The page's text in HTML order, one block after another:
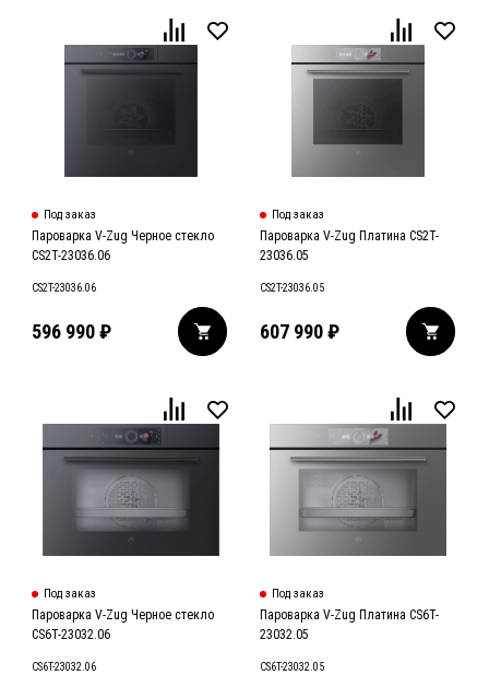
Под заказ
Пароварка V-Zug Черное стекло
CS2T-23036.06
CS2T-23036.06
596 990₽
Под заказ
Пароварка V-Zug Платина CS2T-
23036.05
CS2T-23036.05
607 990 ₽
Под заказ
Пароварка V-Zug Черное стекло
CS6T-23032.06
CS6T-23032.06
Под заказ
Пароварка V-Zug Платина CS6T-
23032.05
CS6T-23032.05